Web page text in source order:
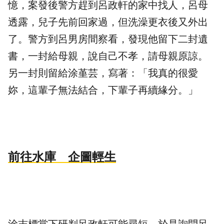
憶，案發後警方趕到呂政軒的家中找人，呂母
透露，兒子先前回家過，但洗澡更衣後又外出
了。警方到呂男房間察看，發現他留下二封遺
書，一封給母親，說自己不孝，請母親原諒。
另一封則留給涂堇芸，寫著：「我真的很愛
妳，這輩子無法結合，下輩子再續緣分。」
前往水庫 企圖輕生